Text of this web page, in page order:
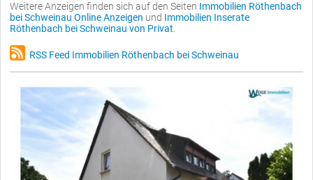
Weitere Anzeigen finden sich auf den Seiten Immobilien Röthenbach
bei Schweinau Online Anzeigen und Immobilien Inserate
Röthenbach bei Schweinau von Privat
RSS Feed Immobilien Röthenbach bei Schweinau